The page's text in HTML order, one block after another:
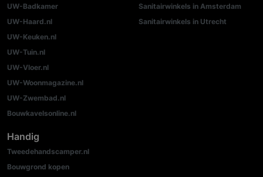
UW-Badkamer
UW-Haard.nl
UW-Keuken.nl
UW-Tuin.nl
UW-Vloer.nl
UW-Woonmagazine.nl
UW-Zwembad.nl
Bouwkavelsonline.nl
Sanitairwinkels in Amsterdam
Sanitairwinkels in Utrecht
Handig
Tweedehandscamper.nl
Bouwgrond kopen